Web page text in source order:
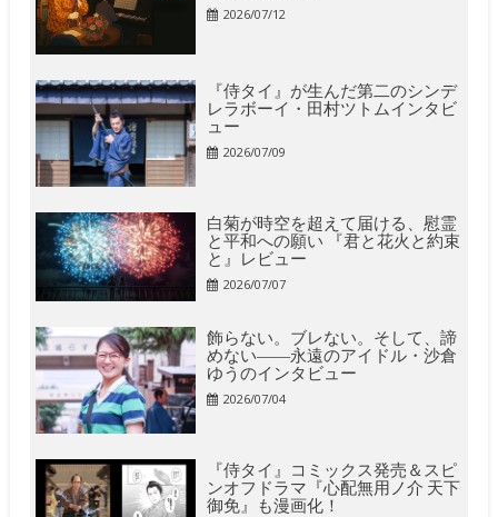
2026/07/12
『侍タイ』が生んだ第二のシンデ
レラボーイ・田村ツトムインタビ
ュー
2026/07/09
白菊が時空を超えて届ける、慰霊
と平和への願い 『君と花火と約束
と』レビュー
2026/07/07
飾らない。ブレない。そして、諦
めない――永遠のアイドル・沙倉
ゆうのインタビュー
2026/07/04
『侍タイ』コミックス発売＆スピ
ンオフドラマ『心配無用ノ介 天下
御免』も漫画化！